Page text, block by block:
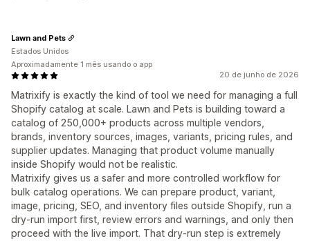
20 de junho de 2026
Matrixify is exactly the kind of tool we need for managing a full
Shopify catalog at scale. Lawn and Pets is building toward a
catalog of 250,000+ products across multiple vendors,
brands, inventory sources, images, variants, pricing rules, and
supplier updates. Managing that product volume manually
inside Shopify would not be realistic.
Matrixify gives us a safer and more controlled workflow for
bulk catalog operations. We can prepare product, variant,
image, pricing, SEO, and inventory files outside Shopify, run a
dry-run import first, review errors and warnings, and only then
proceed with the live import. That dry-run step is extremely
Lawn and Pets
Estados Unidos
Aproximadamente 1 mês usando o app